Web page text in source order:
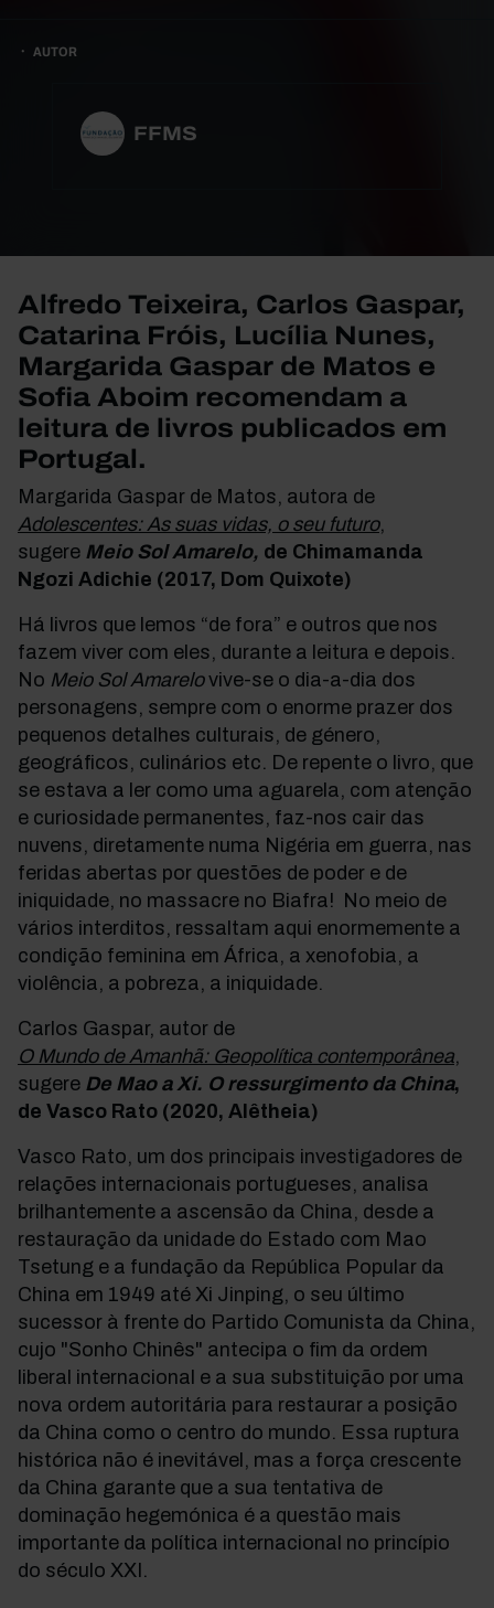
AUTOR
FFMS
Alfredo Teixeira, Carlos Gaspar,
Catarina Fróis, Lucília Nunes,
Margarida Gaspar de Matos e
Sofia Aboim recomendam a
leitura de livros publicados em
Portugal.
Margarida Gaspar de Matos, autora de
Adolescentes: As suas vidas, o seu futuro,
sugere Meio Sol Amarelo, de Chimamanda
Ngozi Adichie (2017, Dom Quixote)
Há livros que lemos “de fora” e outros que nos
fazem viver com eles, durante a leitura e depois.
No Meio Sol Amarelovive-se o dia-a-dia dos
personagens, sempre com o enorme prazer dos
pequenos detalhes culturais, de género,
geográficos, culinários etc. De repente o livro, que
se estava a ler como uma aguarela, com atenção
e curiosidade permanentes, faz-nos cair das
nuvens, diretamente numa Nigéria em guerra, nas
feridas abertas por questões de poder e de
iniquidade, no massacre no Biafra! No meio de
vários interditos, ressaltam aqui enormemente a
condição feminina em África, a xenofobia, a
violência, a pobreza, a iniquidade.
Carlos Gaspar, autor de
O Mundo de Amanhã: Geopolítica contemporânea,
sugere De Mao a Xi. O ressurgimento da China,
de Vasco Rato (2020, Alêtheia)
Vasco Rato, um dos principais investigadores de
relações internacionais portugueses, analisa
brilhantemente a ascensão da China, desde a
restauração da unidade do Estado com Mao
Tsetung e a fundação da República Popular da
China em 1949 até Xi Jinping, o seu último
sucessor à frente do Partido Comunista da China,
cujo "Sonho Chinês" antecipa o fim da ordem
liberal internacional e a sua substituição por uma
nova ordem autoritária para restaurar a posição
da China como o centro do mundo. Essa ruptura
histórica não é inevitável, mas a força crescente
da China garante que a sua tentativa de
dominação hegemónica é a questão mais
importante da política internacional no princípio
do século XXI.